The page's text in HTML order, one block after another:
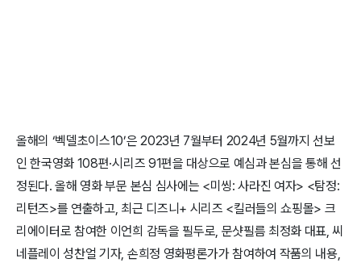
올해의 ‘벡델초이스10’은 2023년 7월부터 2024년 5월까지 선보
인 한국영화 108편·시리즈 91편을 대상으로 예심과 본심을 통해 선
정된다. 올해 영화 부문 본심 심사에는 <미씽: 사라진 여자> <탐정:
리턴즈>를 연출하고, 최근 디즈니+ 시리즈 <킬러들의 쇼핑몰> 크
리에이터로 참여한 이언희 감독을 필두로, 문샷필름 최정화 대표, 씨
네플레이 성찬얼 기자, 손희정 영화평론가가 참여하여 작품의 내용,